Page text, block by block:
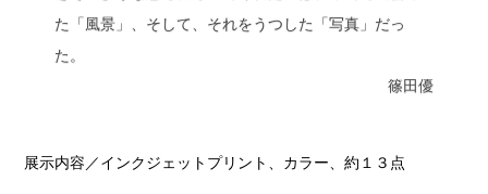
た「風景」、そして、それをうつした「写真」だっ
た。
篠田優
展示内容／インクジェットプリント、カラー、約１３点